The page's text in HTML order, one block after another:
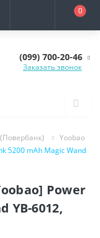
0
(099) 700-20-46
Заказать звонок
Yoobao
5200 mAh Magic Wand
Power
YB-6012,